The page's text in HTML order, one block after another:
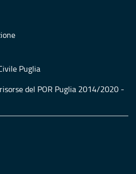
Puglia
del POR Puglia 2014/2020 -